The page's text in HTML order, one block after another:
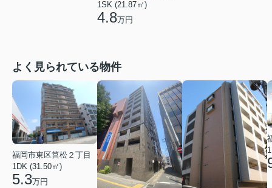
1SK (21.87㎡)
4.8万円
よく見られている物件
福岡市東区筥松２丁目
1DK (31.50㎡)
5.3万円